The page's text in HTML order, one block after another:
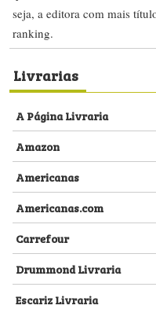
seja, a editora com mais
ranking.
Livrarias
A Página Livraria
Amazon
Americanas
Americanas.com
Carrefour
Drummond Livraria
Escariz Livraria